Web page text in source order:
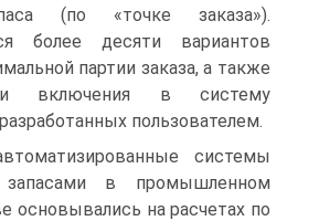
(по «точке заказа»).
более десяти вариантов
партии заказа, а также
включения в систему
пользователем.
системы
запасами в промышленном
основывались на расчетах по